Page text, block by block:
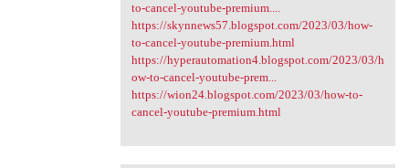
to-cancel-youtube-premium....
https://skynnews57.blogspot.com/2023/03/how-
to-cancel-youtube-premium.html
https://hyperautomation4.blogspot.com/2023/03/h
ow-to-cancel-youtube-prem...
https://wion24.blogspot.com/2023/03/how-to-
cancel-youtube-premium.html